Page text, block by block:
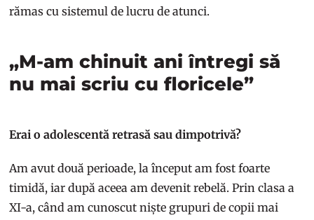
rămas cu sistemul de lucru de atunci.
„M-am chinuit ani întregi să
nu mai scriu cu floricele”
Erai o adolescentă retrasă sau dimpotrivă?
Am avut două perioade, la început am fost foarte
timidă, iar după aceea am devenit rebelă. Prin clasa a
XI-a, când am cunoscut niște grupuri de copii mai